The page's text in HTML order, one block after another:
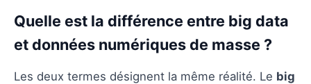
Quelle est la différence entre big data
et données numériques de masse ?
Les deux termes désignent la même réalité. Le big